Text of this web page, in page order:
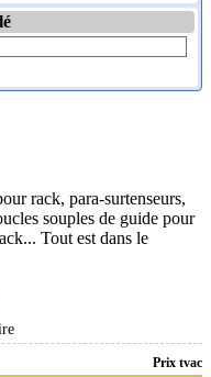
rack, para-surtenseurs,
souples de guide pour
Tout est dans le
Prix tvac